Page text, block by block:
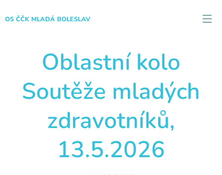
OS ČČK MLADÁ BOLESLAV
Oblastní kolo
Soutěže mladých
zdravotníků,
13.5.2026